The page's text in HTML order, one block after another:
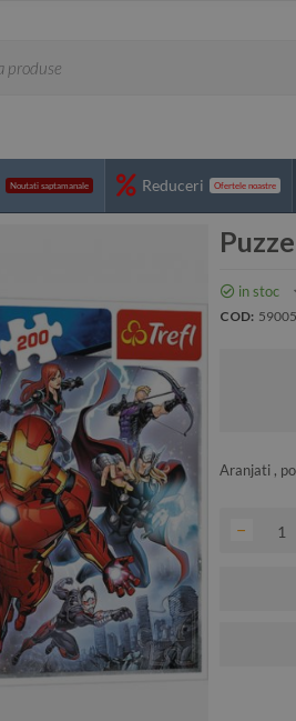
Noutati saptamanale Reduceri Ofertele noastre
in stoc
COD:
Aranjati ,
−